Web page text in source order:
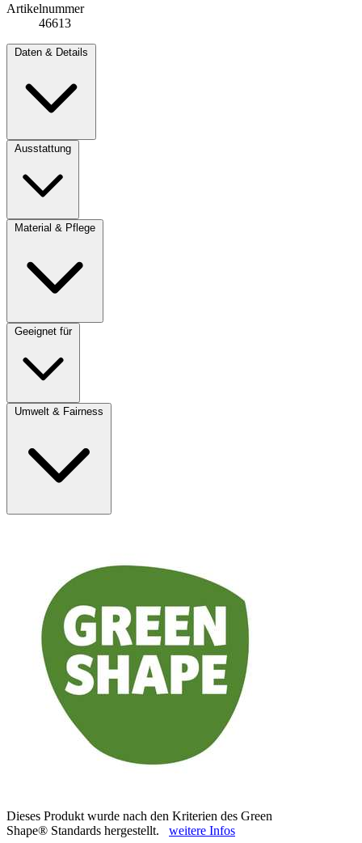
Artikelnummer
46613
Daten & Details
Ausstattung
Material & Pflege
Geeignet für
Umwelt & Fairness
Dieses Produkt wurde nach den Kriterien des Green
Shape® Standards hergestellt. weitere Infos